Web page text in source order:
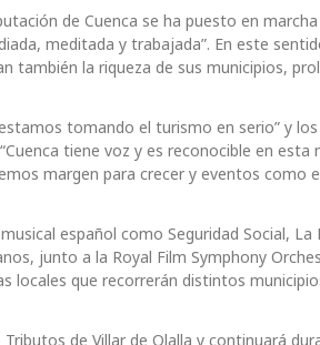
de Cuenca se ha puesto en
meditada y trabajada”. En este
también la riqueza de sus municipios,
tomando el turismo en serio” y
tiene voz y es reconocible en esta
margen para crecer y eventos como
español como Seguridad Social, La
junto a la Royal Film Symphony
locales que recorrerán distintos
de Villar de Olalla y continuará